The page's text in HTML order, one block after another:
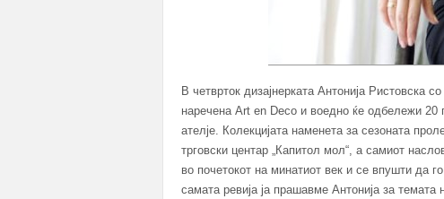
В четврток дизајнерката Антонија Ристовска
наречена Art en Deco и воедно ќе одбележи
ателје. Колекцијата наменета за сезоната
трговски центар „Капитол мол“, а самиот
во почетокот на минатиот век и се впушти да
самата ревија ја прашавме Антонија за